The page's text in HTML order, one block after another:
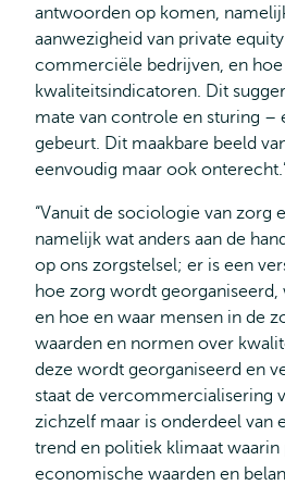
antwoorden op komen,
aanwezigheid van private
commerciële bedrijven, en
kwaliteitsindicatoren. Dit
mate van controle en sturing –
gebeurt. Dit maakbare beeld
eenvoudig maar ook
“Vanuit de sociologie van zorg
namelijk wat anders aan de
op ons zorgstelsel; er is een
hoe zorg wordt georganiseerd,
en hoe en waar mensen in de
waarden en normen over
deze wordt georganiseerd en
staat de vercommercialisering
zichzelf maar is onderdeel van
trend en politiek klimaat
economische waarden en